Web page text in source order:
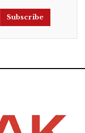
Subscribe